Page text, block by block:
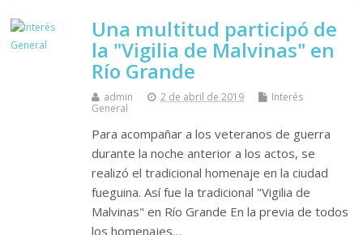
Una multitud participó de
la "Vigilia de Malvinas" en
Río Grande
admin 2 de abril de 2019
Interés
General
Para acompañar a los veteranos de guerra
durante la noche anterior a los actos, se
realizó el tradicional homenaje en la ciudad
fueguina. Así fue la tradicional "Vigilia de
Malvinas" en Río Grande En la previa de todos
los homenajes…